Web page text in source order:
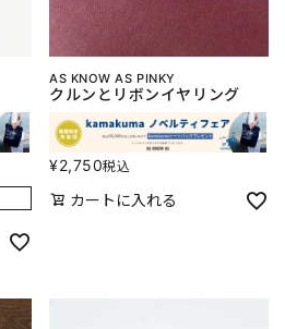
AS KNOW AS PINKY
クルンとリボンイヤリング
¥2,750税込
カートに入れる